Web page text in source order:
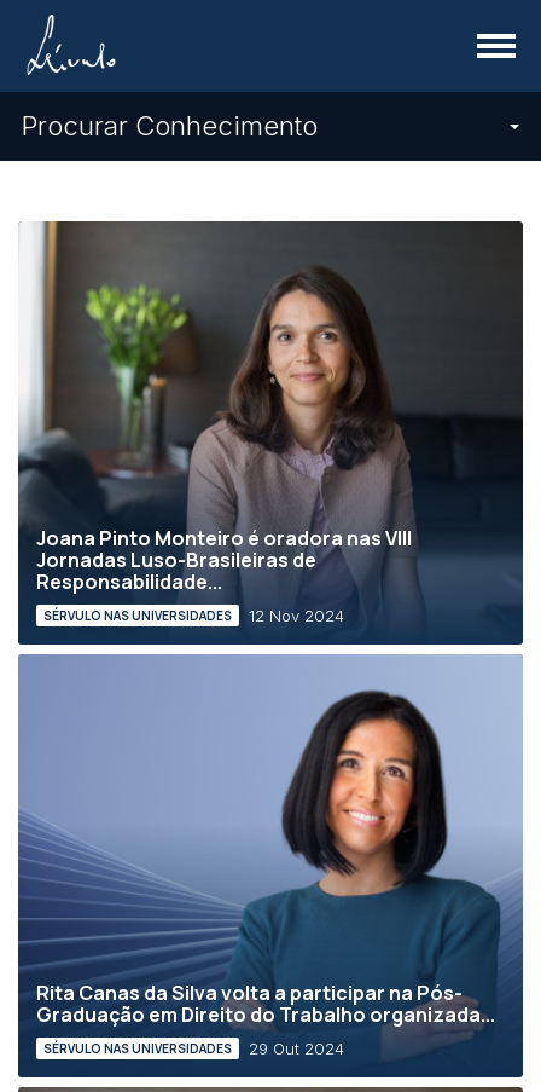
Menu
Procurar Conhecimento
Joana Pinto Monteiro é oradora nas VIII
Jornadas Luso-Brasileiras de
Responsabilidade...
SÉRVULO NAS UNIVERSIDADES 12 Nov 2024
Rita Canas da Silva volta a participar na Pós-
Graduação em Direito do Trabalho organizada...
SÉRVULO NAS UNIVERSIDADES 29 Out 2024